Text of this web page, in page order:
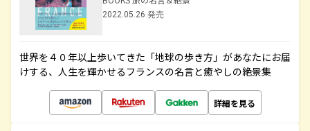
2022.05.26 発売
世界を４０年以上歩いてきた「地球の歩き方」があなたにお届
けする、人生を輝かせるフランスの名言と癒やしの絶景集
詳細を見る